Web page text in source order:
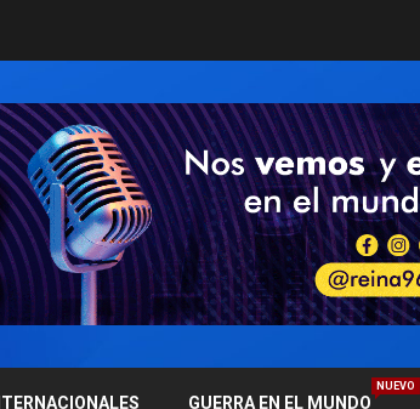
GUERRA EN EL MUNDO
NUEVO